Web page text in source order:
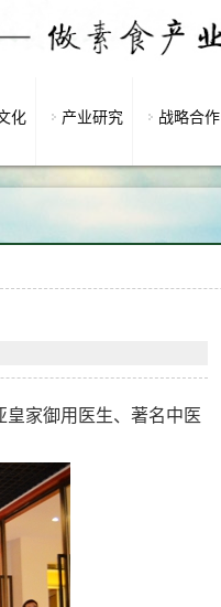
化 产业研究 战略合作
家御用医生、著名中医